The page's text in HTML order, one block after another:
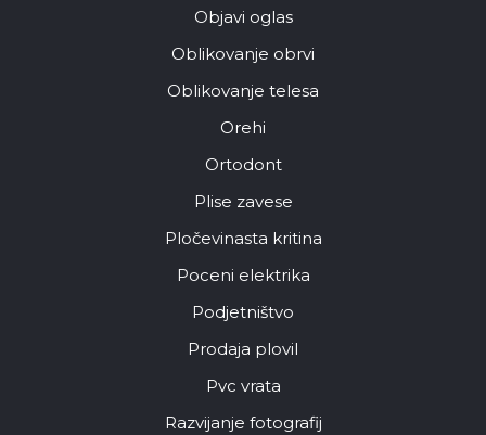
Objavi oglas
Oblikovanje obrvi
Oblikovanje telesa
Orehi
Ortodont
Plise zavese
Pločevinasta kritina
Poceni elektrika
Podjetništvo
Prodaja plovil
Pvc vrata
Razvijanje fotografij